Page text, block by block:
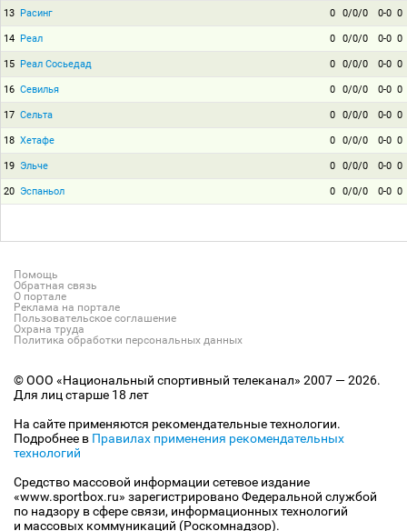
13 Расинг 0 0/0/0 0-0 0
14 Реал 0 0/0/0 0-0 0
15 Реал Сосьедад 0 0/0/0 0-0 0
16 Севилья 0 0/0/0 0-0 0
17 Сельта 0 0/0/0 0-0 0
18 Хетафе 0 0/0/0 0-0 0
19 Эльче 0 0/0/0 0-0 0
20 Эспаньол 0 0/0/0 0-0 0
Помощь
Обратная связь
О портале
Реклама на портале
Пользовательское соглашение
Охрана труда
Политика обработки персональных данных
© ООО «Национальный спортивный телеканал» 2007 — 2026.
Для лиц старше 18 лет
На сайте применяются рекомендательные технологии.
Подробнее в Правилах применения рекомендательных
технологий
Средство массовой информации сетевое издание
«www.sportbox.ru» зарегистрировано Федеральной службой
по надзору в сфере связи, информационных технологий
и массовых коммуникаций (Роскомнадзор).